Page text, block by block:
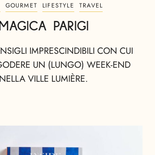
GOURMET LIFESTYLE TRAVEL
MAGICA PARIGI
IMPRESCINDIBILI CON CUI
UN (LUNGO) WEEK-END
NELLA VILLE LUMIÈRE.